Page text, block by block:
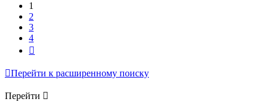
1
2
3
4
Перейти к расширенному поиску
Перейти